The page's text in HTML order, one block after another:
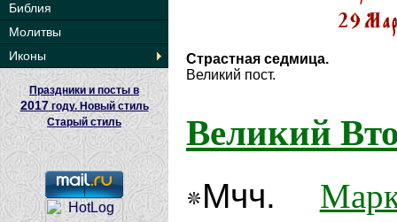
Библия
Молитвы
Иконы
Праздники и посты в
2017году. Новый стиль
Старый стиль
Страстная седмица.
Великий пост.
Великий
Мчч.